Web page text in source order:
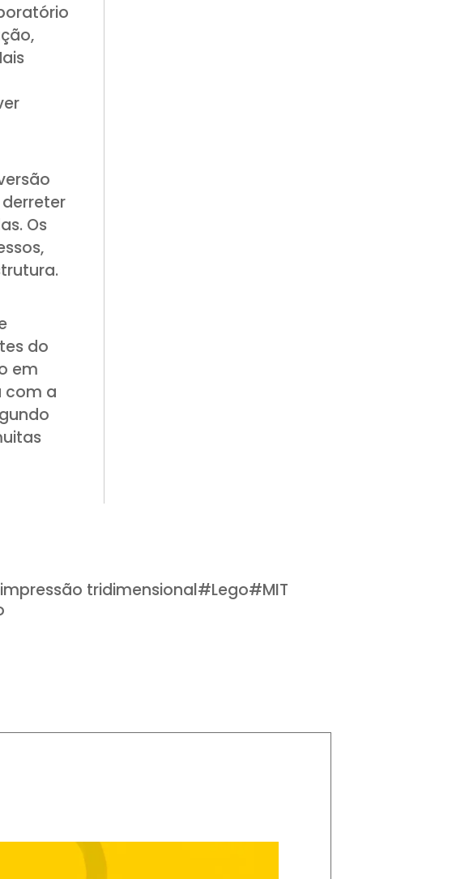
Os
do
em
com a
impressão tridimensional#Lego#MIT